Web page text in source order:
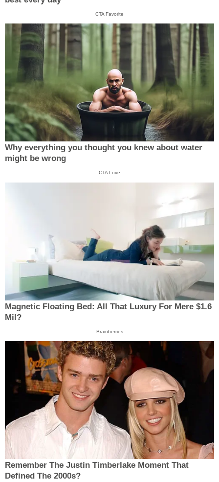
CTA Favorite
Why everything you thought you knew about water
might be wrong
CTA Love
Magnetic Floating Bed: All That Luxury For Mere $1.6
Mil?
Brainberries
Remember The Justin Timberlake Moment That
Defined The 2000s?